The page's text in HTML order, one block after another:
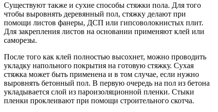
Существуют также и сухие способы стяжки пола. Для того
чтобы выровнять деревянный пол, стяжку делают при
помощи листов фанеры, ДСП или гипсоволокнистых плит.
Для закрепления листов на основании применяют клей или
саморезы.
После того как клей полностью высохнет, можно проводить
укладку напольного покрытия на готовую стяжку. Сухая
стяжка может быть применена и в том случае, если нужно
выровнять бетонный пол. В первую очередь на пол из бетона
укладывается слой из пароизоляционной пленки. Стыки
пленки проклеивают при помощи строительного скотча.